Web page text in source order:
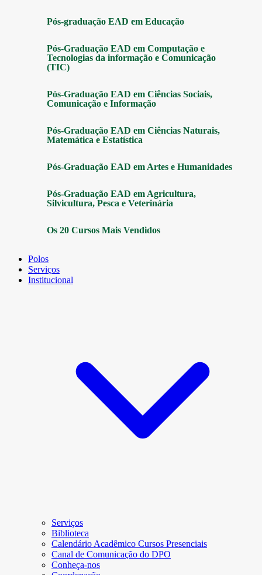
Pós-graduação EAD em Educação
Pós-Graduação EAD em Computação e
Tecnologias da informação e Comunicação
(TIC)
Pós-Graduação EAD em Ciências Sociais,
Comunicação e Informação
Pós-Graduação EAD em Ciências Naturais,
Matemática e Estatística
Pós-Graduação EAD em Artes e Humanidades
Pós-Graduação EAD em Agricultura,
Silvicultura, Pesca e Veterinária
Os 20 Cursos Mais Vendidos
Polos
Serviços
Institucional
Serviços
Biblioteca
Calendário Acadêmico Cursos Presenciais
Canal de Comunicação do DPO
Conheça-nos